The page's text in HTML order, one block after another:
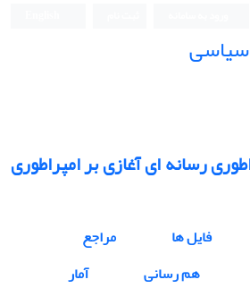
سیاسی
رسانه ای آغازی بر امپراطوری
فایل ها
مراجع
هم رسانی
آمار